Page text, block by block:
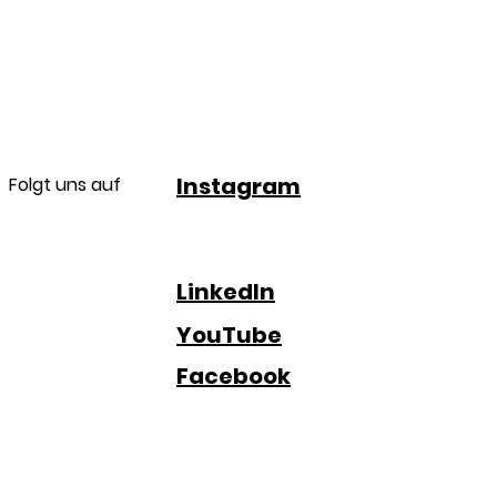
Folgt uns auf Instagram
LinkedIn
YouTube
Facebook